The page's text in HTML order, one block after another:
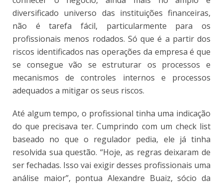
diversificado universo das instituições financeiras,
não é tarefa fácil, particularmente para os
profissionais menos rodados. Só que é a partir dos
riscos identificados nas operações da empresa é que
se consegue vão se estruturar os processos e
mecanismos de controles internos e processos
adequados a mitigar os seus riscos.
Até algum tempo, o profissional tinha uma indicação
do que precisava ter. Cumprindo com um check list
baseado no que o regulador pedia, ele já tinha
resolvida sua questão. “Hoje, as regras deixaram de
ser fechadas. Isso vai exigir desses profissionais uma
análise maior”, pontua Alexandre Buaiz, sócio da